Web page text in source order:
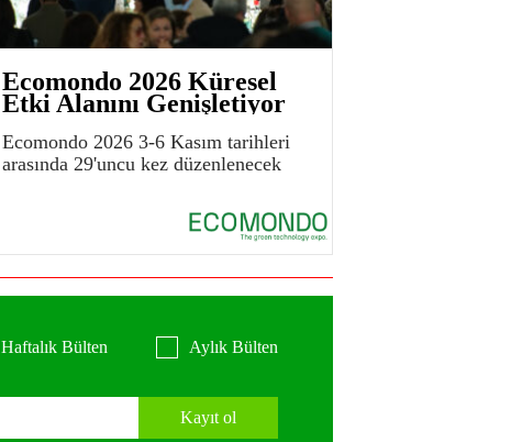
Ecomondo 2026 Küresel
Etki Alanını Genişletiyor
Ecomondo 2026 3-6 Kasım tarihleri
arasında 29'uncu kez düzenlenecek
Haftalık Bülten Aylık Bülten
Kayıt ol